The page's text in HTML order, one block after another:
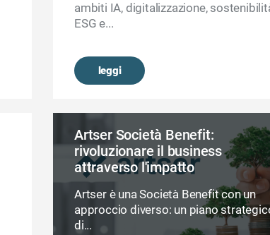
ambiti IA, digitalizzazione,
ESG e...
leggi
Artser Società Benefit:
rivoluzionare il business
attraverso l'impatto
Artser è una Società Benefit con un
approccio diverso: un piano
di...